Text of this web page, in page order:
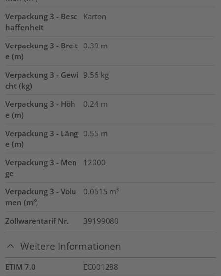
Verpackung 3 - Besc
haffenheit
Karton
Verpackung 3 - Breit
e (m)
0.39 m
Verpackung 3 - Gewi
cht (kg)
9.56 kg
Verpackung 3 - Höh
e (m)
0.24 m
Verpackung 3 - Läng
e (m)
0.55 m
Verpackung 3 - Men
ge
12000
Verpackung 3 - Volu
men (m³)
0.0515 m³
Zollwarentarif Nr. 39199080
Weitere Informationen
ETIM 7.0
EC001288